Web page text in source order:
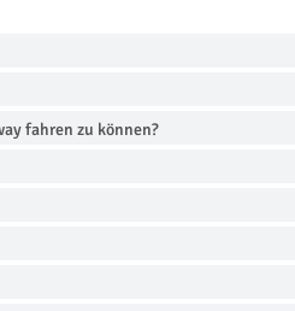
fahren zu können?